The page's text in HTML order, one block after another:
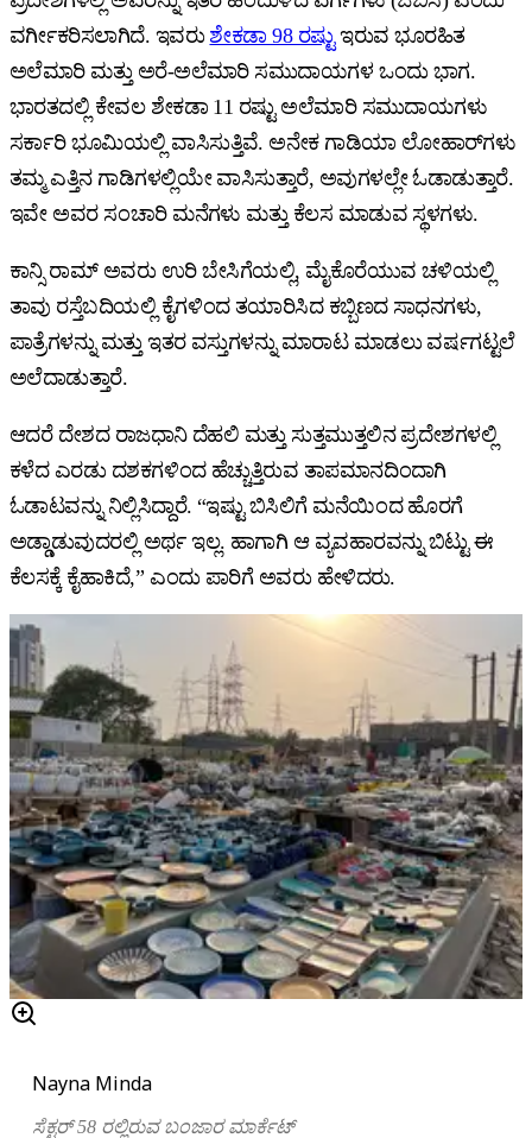
ವರ್ಗೀಕರಿಸಲಾಗಿದೆ. ಇವರು ಶೇಕಡಾ 98 ರಷ್ಟು ಇರುವ ಭೂರಹಿತ
ಅಲೆಮಾರಿ ಮತ್ತು ಅರೆ-ಅಲೆಮಾರಿ ಸಮುದಾಯಗಳ ಒಂದು ಭಾಗ.
ಭಾರತದಲ್ಲಿ ಕೇವಲ ಶೇಕಡಾ 11 ರಷ್ಟು ಅಲೆಮಾರಿ ಸಮುದಾಯಗಳು
ಸರ್ಕಾರಿ ಭೂಮಿಯಲ್ಲಿ ವಾಸಿಸುತ್ತಿವೆ. ಅನೇಕ ಗಾಡಿಯಾ ಲೋಹಾರ್‌ಗಳು
ತಮ್ಮ ಎತ್ತಿನ ಗಾಡಿಗಳಲ್ಲಿಯೇ ವಾಸಿಸುತ್ತಾರೆ, ಅವುಗಳಲ್ಲೇ ಓಡಾಡುತ್ತಾರೆ.
ಇವೇ ಅವರ ಸಂಚಾರಿ ಮನೆಗಳು ಮತ್ತು ಕೆಲಸ ಮಾಡುವ ಸ್ಥಳಗಳು.
ಕಾನ್ಸಿ ರಾಮ್‌ ಅವರು ಉರಿ ಬೇಸಿಗೆಯಲ್ಲಿ, ಮೈಕೊರೆಯುವ ಚಳಿಯಲ್ಲಿ
ತಾವು ರಸ್ತೆಬದಿಯಲ್ಲಿ ಕೈಗಳಿಂದ ತಯಾರಿಸಿದ ಕಬ್ಬಿಣದ ಸಾಧನಗಳು,
ಪಾತ್ರೆಗಳನ್ನು ಮತ್ತು ಇತರ ವಸ್ತುಗಳನ್ನು ಮಾರಾಟ ಮಾಡಲು ವರ್ಷಗಟ್ಟಲೆ
ಅಲೆದಾಡುತ್ತಾರೆ.
ಆದರೆ ದೇಶದ ರಾಜಧಾನಿ ದೆಹಲಿ ಮತ್ತು ಸುತ್ತಮುತ್ತಲಿನ ಪ್ರದೇಶಗಳಲ್ಲಿ
ಕಳೆದ ಎರಡು ದಶಕಗಳಿಂದ ಹೆಚ್ಚುತ್ತಿರುವ ತಾಪಮಾನದಿಂದಾಗಿ
ಓಡಾಟವನ್ನು ನಿಲ್ಲಿಸಿದ್ದಾರೆ. “ಇಷ್ಟು ಬಿಸಿಲಿಗೆ ಮನೆಯಿಂದ ಹೊರಗೆ
ಅಡ್ಡಾಡುವುದರಲ್ಲಿ ಅರ್ಥ ಇಲ್ಲ. ಹಾಗಾಗಿ ಆ ವ್ಯವಹಾರವನ್ನು ಬಿಟ್ಟು ಈ
ಕೆಲಸಕ್ಕೆ ಕೈಹಾಕಿದೆ,” ಎಂದು ಪಾರಿಗೆ ಅವರು ಹೇಳಿದರು.
Nayna Minda
ಸೆಕ್ಟರ್58 ರಲ್ಲಿರುವ ಬಂಜಾರ ಮಾರ್ಕೆಟ್